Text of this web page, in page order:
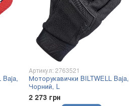
Baja,
Артикул: 2763521
Моторукавички BILTWELL Baja,
Чорний, L
2 273 грн